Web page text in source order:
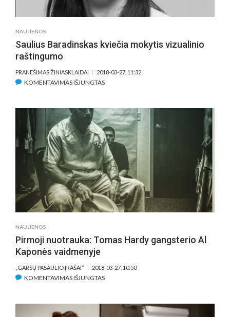
NAUJIENOS
Saulius Baradinskas kviečia mokytis vizualinio
raštingumo
PRANEŠIMAS ŽINIASKLAIDAI 2018-03-27, 11:32
KOMENTAVIMAS IŠJUNGTASĮRAŠE
KVIEČIA
MOKYTIS
VIZUALINIO
RAŠTINGUMO
NAUJIENOS
Pirmoji nuotrauka: Tomas Hardy gangsterio Al
Kaponės vaidmenyje
„GARSŲ PASAULIO ĮRAŠAI“ 2018-03-27, 10:50
KOMENTAVIMAS IŠJUNGTASĮRAŠE
TOMAS